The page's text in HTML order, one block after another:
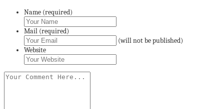
Name (required)
Mail (required)
(will not be published)
Website